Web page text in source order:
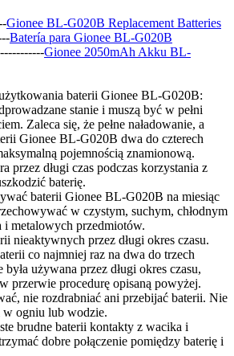
Gionee BL-G020B Replacement Batteries
Batería para Gionee BL-G020B
Gionee 2050mAh Akku BL-
baterii Gionee BL-G020B:
stanie i muszą być w pełni
Zaleca się, że pełne naładowanie, a
Gionee BL-G020B dwa do czterech
pojemnością znamionową.
przez długi czas podczas korzystania z
baterię.
baterii Gionee BL-G020B na miesiąc
w czystym, suchym, chłodnym
i metalowych przedmiotów.
nieaktywnych przez długi okres czasu.
co najmniej raz na dwa do trzech
używana przez długi okres czasu,
przerwie procedurę opisaną powyżej.
nie rozdrabniać ani przebijać baterii. Nie
ogniu lub wodzie.
brudne baterii kontakty z wacika i
dobre połączenie pomiędzy baterię i